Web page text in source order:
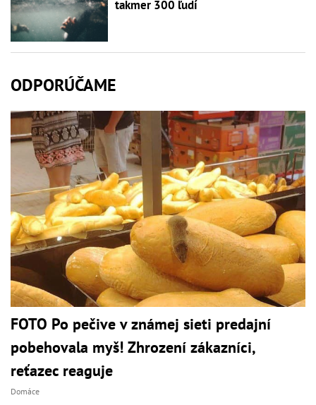
takmer 300 ľudí
ODPORÚČAME
FOTO Po pečive v známej sieti predajní
pobehovala myš! Zhrození zákazníci,
reťazec reaguje
Domáce